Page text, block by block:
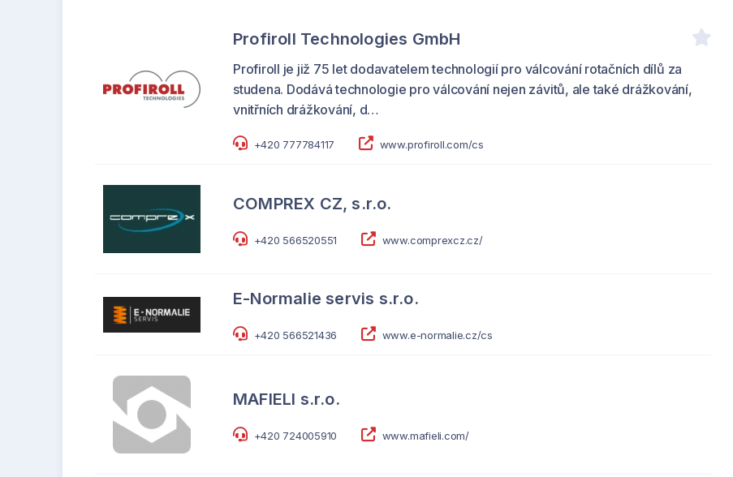
Profiroll Technologies GmbH
Profiroll je již 75 let dodavatelem technologií pro válcování rotačních dílů za
studena. Dodává technologie pro válcování nejen závitů, ale také drážkování,
vnitřních drážkování, d…
+420 777784117 www.profiroll.com/cs
COMPREX CZ, s.r.o.
+420 566520551 www.comprexcz.cz/
E-Normalie servis s.r.o.
+420 566521436 www.e-normalie.cz/cs
MAFIELI s.r.o.
+420 724005910 www.mafieli.com/